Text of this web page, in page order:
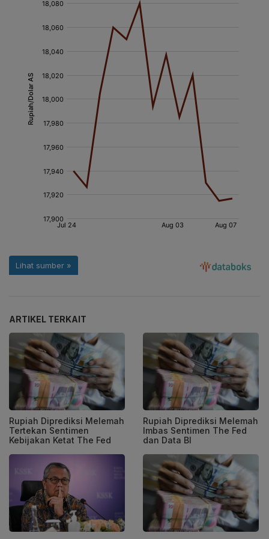
ARTIKEL TERKAIT
Rupiah Diprediksi Melemah
Tertekan Sentimen
Kebijakan Ketat The Fed
Rupiah Diprediksi Melemah
Imbas Sentimen The Fed
dan Data BI